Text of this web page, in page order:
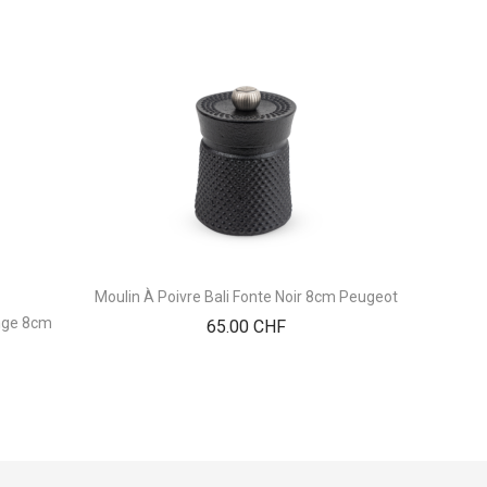
8cm
Moulin À Poivre Bali Fonte Noir 8cm Peugeot
65.00 CHFPrix